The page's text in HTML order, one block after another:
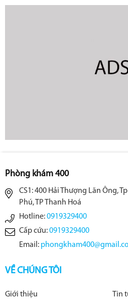
Phòng khám 400
CS1: 400 Hải Thượng Lãn Ông,
Phú, TP Thanh Hoá
Hotline:0919329400
Cấp cứu:0919329400
Email:
VỀ CHÚNG TÔI
Giới thiệu
Tin